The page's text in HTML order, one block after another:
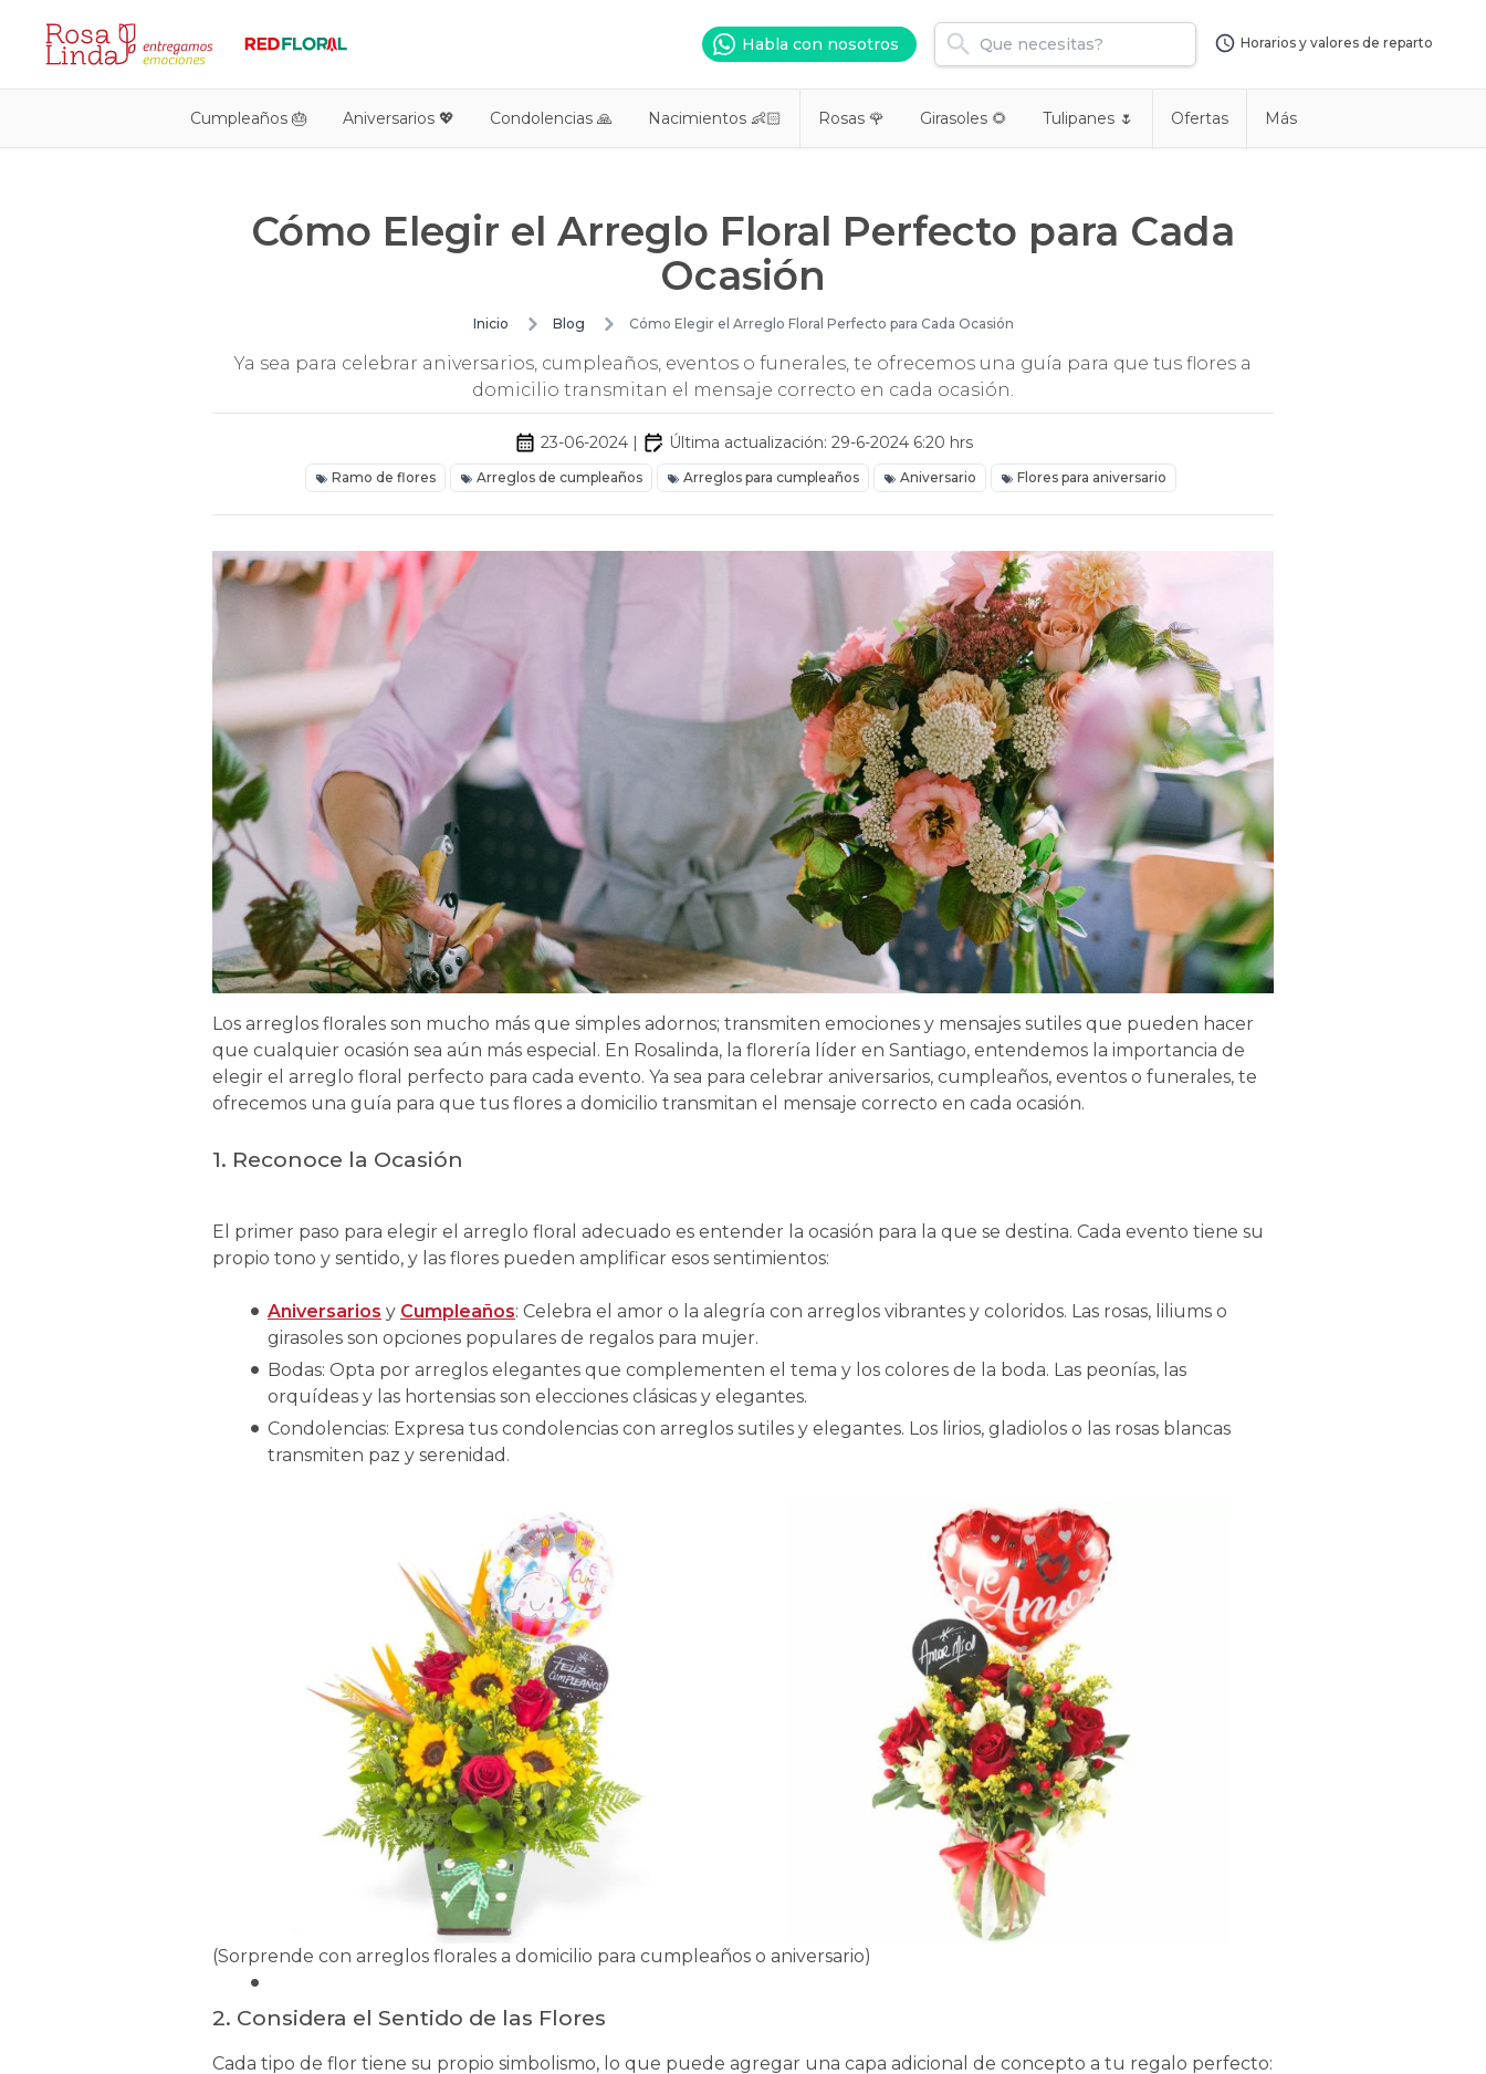
Habla con nosotros Horarios y valores de reparto
Cumpleaños 🎂 Aniversarios 💖 Condolencias 🙏 Nacimientos 👶🏻 Rosas 🌹 Girasoles 🌻 Tulipanes 🌷 Ofertas Más
Cómo Elegir el Arreglo Floral Perfecto para Cada
Ocasión
Inicio Blog Cómo Elegir el Arreglo Floral Perfecto para Cada Ocasión
Ya sea para celebrar aniversarios, cumpleaños, eventos o funerales, te ofrecemos una guía para que tus flores a
domicilio transmitan el mensaje correcto en cada ocasión.
23-06-2024| Última actualización: 29-6-2024 6:20 hrs
Ramo de flores Arreglos de cumpleaños Arreglos para cumpleaños Aniversario Flores para aniversario
Los arreglos florales son mucho más que simples adornos; transmiten emociones y mensajes sutiles que pueden hacer
que cualquier ocasión sea aún más especial. En Rosalinda, la florería líder en Santiago, entendemos la importancia de
elegir el arreglo floral perfecto para cada evento. Ya sea para celebrar aniversarios, cumpleaños, eventos o funerales, te
ofrecemos una guía para que tus flores a domicilio transmitan el mensaje correcto en cada ocasión.
1. Reconoce la Ocasión
El primer paso para elegir el arreglo floral adecuado es entender la ocasión para la que se destina. Cada evento tiene su
propio tono y sentido, y las flores pueden amplificar esos sentimientos:
Aniversarios y Cumpleaños: Celebra el amor o la alegría con arreglos vibrantes y coloridos. Las rosas, liliums o
girasoles son opciones populares de regalos para mujer.
Bodas: Opta por arreglos elegantes que complementen el tema y los colores de la boda. Las peonías, las
orquídeas y las hortensias son elecciones clásicas y elegantes.
Condolencias: Expresa tus condolencias con arreglos sutiles y elegantes. Los lirios, gladiolos o las rosas blancas
transmiten paz y serenidad.
(Sorprende con arreglos florales a domicilio para cumpleaños o aniversario)
2. Considera el Sentido de las Flores
Cada tipo de flor tiene su propio simbolismo, lo que puede agregar una capa adicional de concepto a tu regalo perfecto: